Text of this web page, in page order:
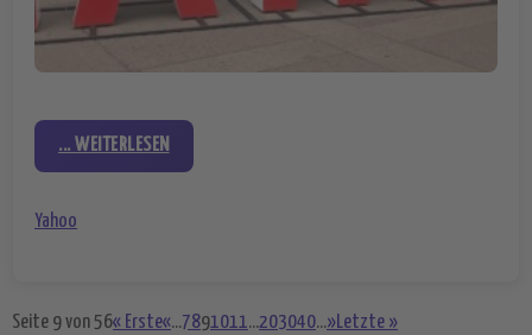
... WEITERLESEN
Yahoo
Seite 9 von 56« Erste«...7891011...203040...»Letzte »